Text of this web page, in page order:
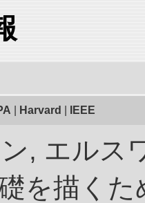
Harvard IEEE
, エルス
を描くた